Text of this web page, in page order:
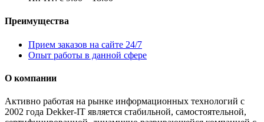
Преимущества
Прием заказов на сайте 24/7
Опыт работы в данной сфере
О компании
Активно работая на рынке информационных технологий с
2002 года Dekker-IT является стабильной, самостоятельной,